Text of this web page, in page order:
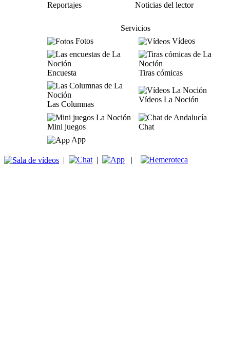
Reportajes
Noticias del lector
Servicios
Fotos
Vídeos
Encuesta Tiras cómicas
Las Columnas
Vídeos La Noción
Mini juegos
Chat
App
| | |